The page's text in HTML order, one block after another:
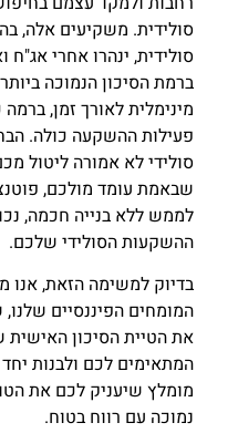
סולידית. משקיעים אלה,
סולידית, ינהרו אחרי
ברמת הסיכון הנמוכה
מינימלית לאורך זמן,
פעילות ההשקעה כולה.
סולידי לא אמורה ליטול
שבאמת עומד מולכם,
לממש ללא בנייה חכמה,
ההשקעות הסולידי שלכם.
בדיוק למשימה הזאת, אנו
המומחים הפיננסיים שלנו,
את הטיית הסיכון
המתאימים לכם ולבנות
מומלץ שיעניק לכם את
נמוכה עם רווח בטוח.